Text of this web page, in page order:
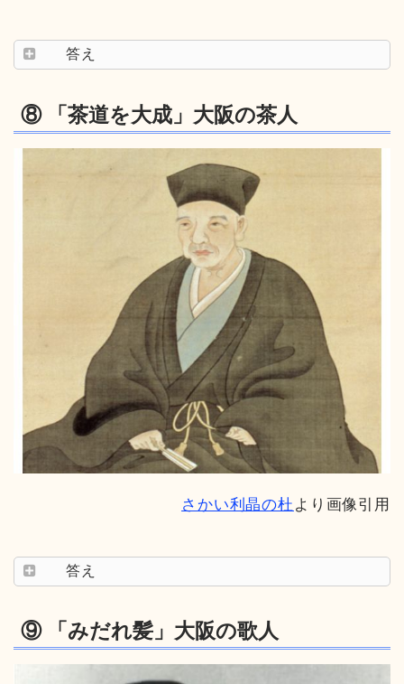
答え
⑧ 「茶道を大成」大阪の茶人
さかい利晶の杜 より画像引用
答え
⑨ 「みだれ髪」大阪の歌人